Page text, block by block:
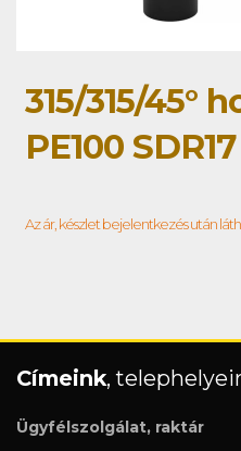
315/315/45°
PE100 SDR17
Az ár, készlet bejelentkezés után
Címeink,
Ügyfélszolgálat, raktár